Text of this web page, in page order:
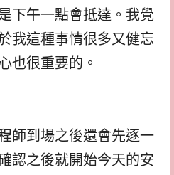
下午一點會抵達。我覺
我這種事情很多又健忘
也很重要的。
師到場之後還會先逐一
認之後就開始今天的安